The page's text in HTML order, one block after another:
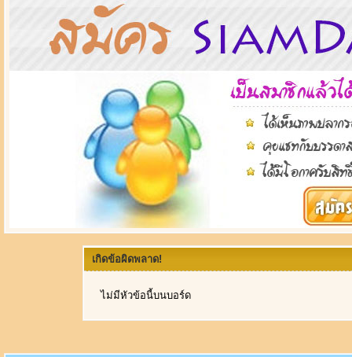
เกิดข้อผิดพลาด!
ไม่มีหัวข้อนี้บนบอร์ด